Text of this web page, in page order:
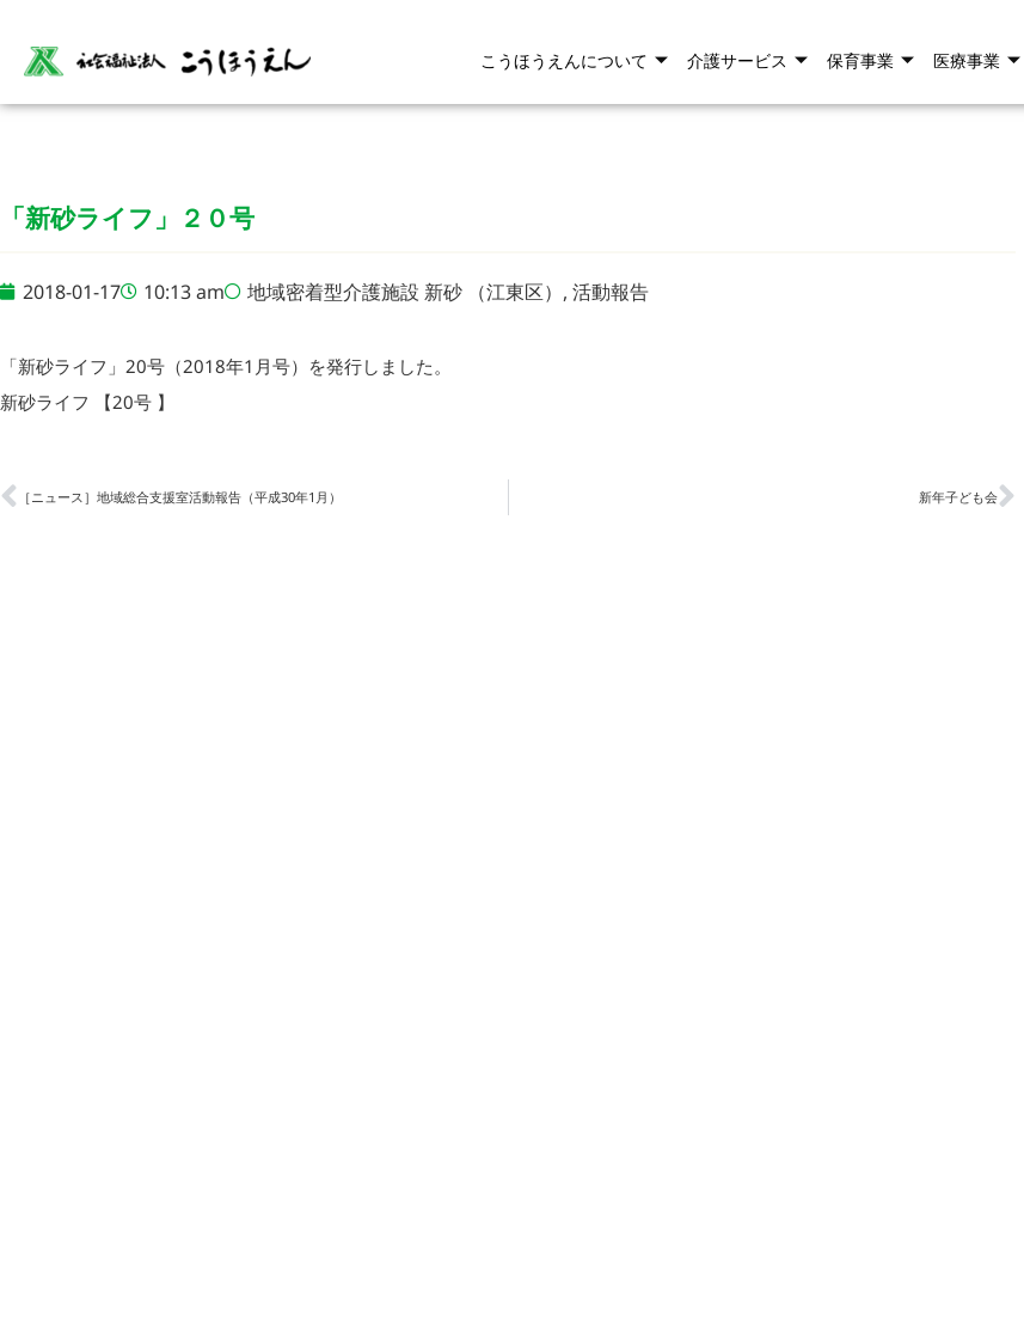
こうほうえんについて 介護サービス 保育事業 医療事業
「新砂ライフ」２０号
2018-01-17 10:13 am 地域密着型介護施設 新砂 （江東区） , 活動報告
「新砂ライフ」20号（2018年1月号）を発行しました。
新砂ライフ 【20号 】
［ニュース］地域総合支援室活動報告（平成30年1月） 新年子ども会